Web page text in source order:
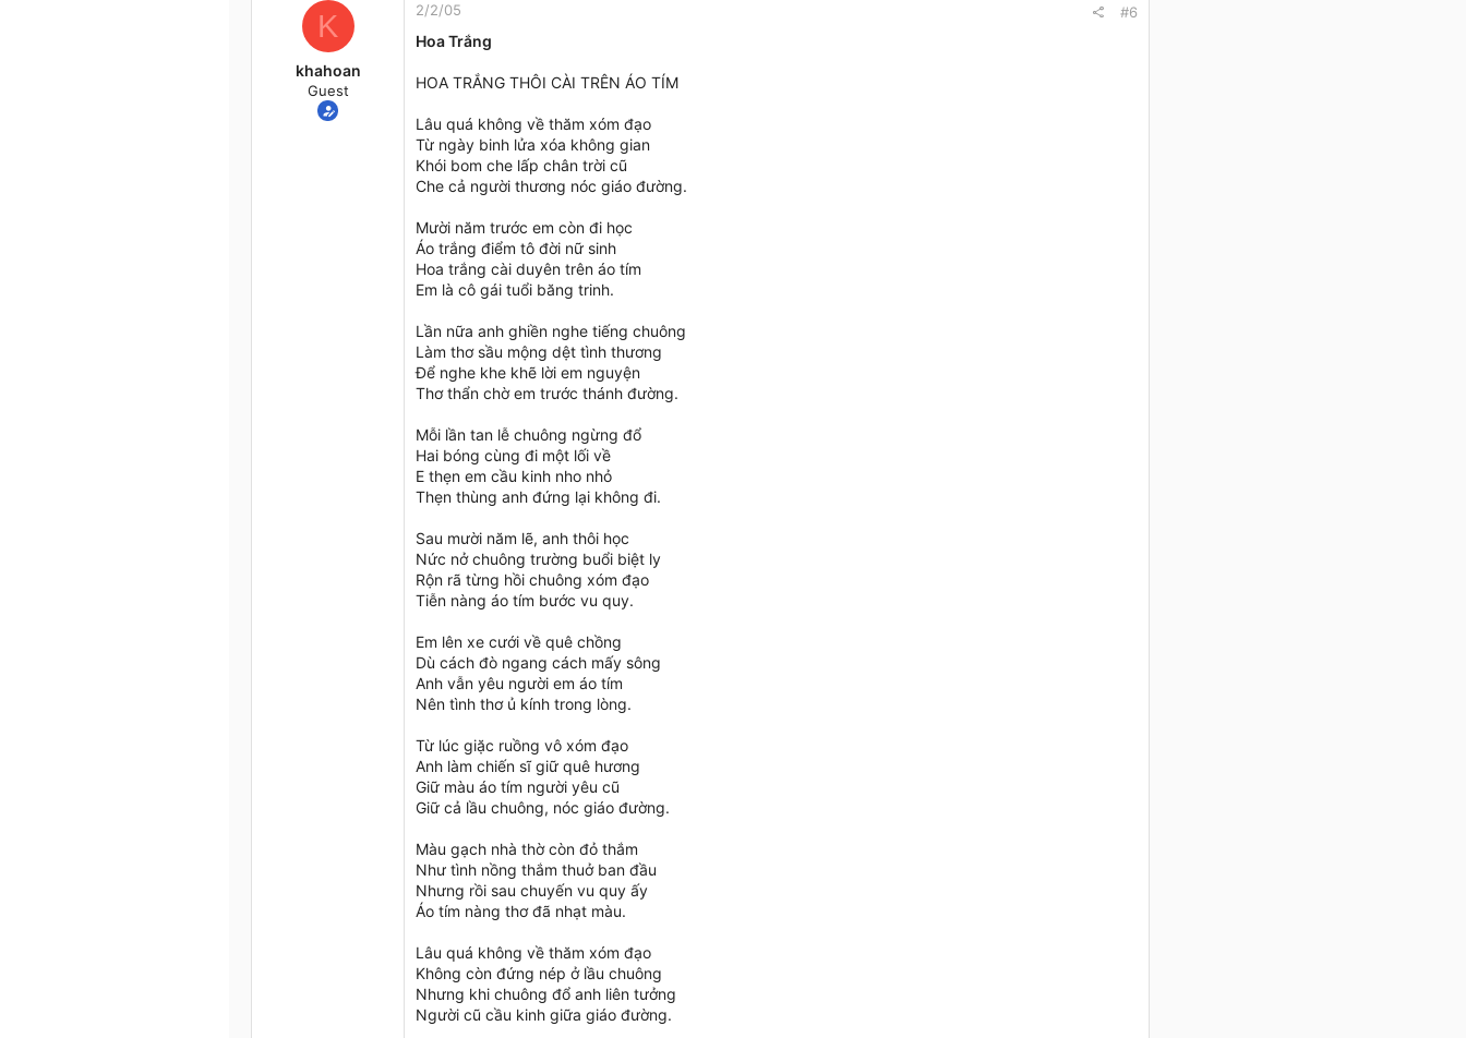
K
khahoan
Guest
2/2/05 #6
Hoa Trắng
HOA TRẮNG THÔI CÀI TRÊN ÁO TÍM
Lâu quá không về thăm xóm đạo
Từ ngày binh lửa xóa không gian
Khói bom che lấp chân trời cũ
Che cả người thương nóc giáo đường.
Mười năm trước em còn đi học
Áo trắng điểm tô đời nữ sinh
Hoa trắng cài duyên trên áo tím
Em là cô gái tuổi băng trinh.
Lần nữa anh ghiền nghe tiếng chuông
Làm thơ sầu mộng dệt tình thương
Để nghe khe khẽ lời em nguyện
Thơ thẩn chờ em trước thánh đường.
Mỗi lần tan lễ chuông ngừng đổ
Hai bóng cùng đi một lối về
E thẹn em cầu kinh nho nhỏ
Thẹn thùng anh đứng lại không đi.
Sau mười năm lẽ, anh thôi học
Nức nở chuông trường buổi biệt ly
Rộn rã từng hồi chuông xóm đạo
Tiễn nàng áo tím bước vu quy.
Em lên xe cưới về quê chồng
Dù cách đò ngang cách mấy sông
Anh vẫn yêu người em áo tím
Nên tình thơ ủ kính trong lòng.
Từ lúc giặc ruồng vô xóm đạo
Anh làm chiến sĩ giữ quê hương
Giữ màu áo tím người yêu cũ
Giữ cả lầu chuông, nóc giáo đường.
Màu gạch nhà thờ còn đỏ thắm
Như tình nồng thắm thuở ban đầu
Nhưng rồi sau chuyến vu quy ấy
Áo tím nàng thơ đã nhạt màu.
Lâu quá không về thăm xóm đạo
Không còn đứng nép ở lầu chuông
Nhưng khi chuông đổ anh liên tưởng
Người cũ cầu kinh giữa giáo đường.